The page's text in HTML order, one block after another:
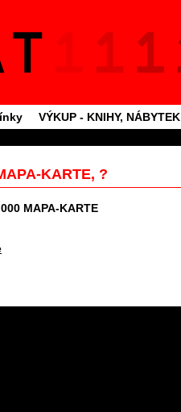
VÝKUP - KNIHY, NÁBYTEK
KARTE, ?
MAPA-KARTE